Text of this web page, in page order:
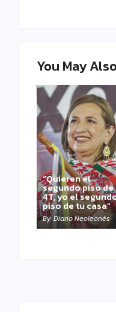
You May
“Quieren el
segundo piso
4T, yo el
piso de tu casa”
By Diario Neoleonés